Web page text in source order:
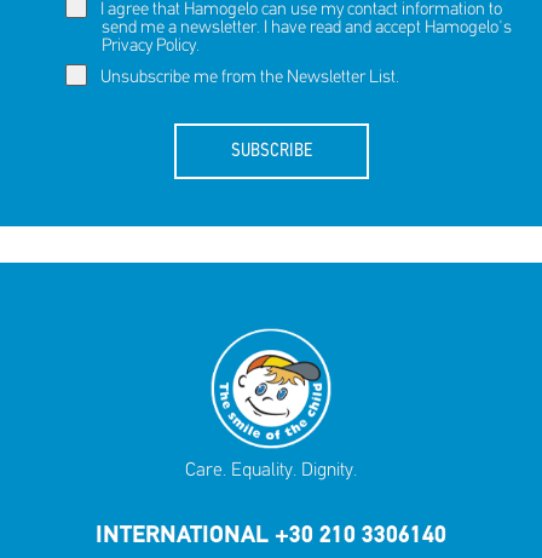
I agree that Hamogelo can use my contact information to
send me a newsletter. I have read and accept Hamogelo's
Privacy Policy.
Unsubscribe me from the Newsletter List.
SUBSCRIBE
Care. Equality. Dignity.
INTERNATIONAL +30 210 3306140